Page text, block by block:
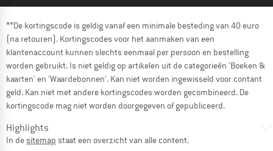
**De kortingscode is geldig vanaf een minimale besteding van 40 euro
(na retouren). Kortingscodes voor het aanmaken van een
klantenaccount kunnen slechts eenmaal per persoon en bestelling
worden gebruikt. Is niet geldig op artikelen uit de categorieën 'Boeken &
kaarten' en 'Waardebonnen'. Kan niet worden ingewisseld voor contant
geld. Kan niet met andere kortingscodes worden gecombineerd. De
kortingscode mag niet worden doorgegeven of gepubliceerd.
Highlights
In desitemap staat een overzicht van alle content.